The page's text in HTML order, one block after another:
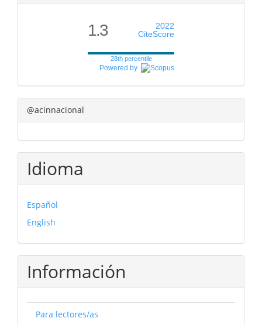
1.3
2022
CiteScore
28th percentile
Powered by
@acinnacional
Idioma
Español
English
Información
Para lectores/as